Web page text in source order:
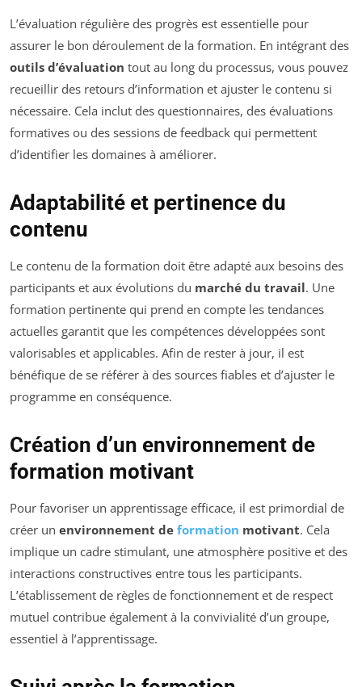
L’évaluation régulière des progrès est essentielle pour
assurer le bon déroulement de la formation. En intégrant des
outils d’évaluation tout au long du processus, vous pouvez
recueillir des retours d’information et ajuster le contenu si
nécessaire. Cela inclut des questionnaires, des évaluations
formatives ou des sessions de feedback qui permettent
d’identifier les domaines à améliorer.
Adaptabilité et pertinence du
contenu
Le contenu de la formation doit être adapté aux besoins des
participants et aux évolutions du marché du travail. Une
formation pertinente qui prend en compte les tendances
actuelles garantit que les compétences développées sont
valorisables et applicables. Afin de rester à jour, il est
bénéfique de se référer à des sources fiables et d’ajuster le
programme en conséquence.
Création d’un environnement de
formation motivant
Pour favoriser un apprentissage efficace, il est primordial de
créer un environnement de formation motivant. Cela
implique un cadre stimulant, une atmosphère positive et des
interactions constructives entre tous les participants.
L’établissement de règles de fonctionnement et de respect
mutuel contribue également à la convivialité d’un groupe,
essentiel à l’apprentissage.